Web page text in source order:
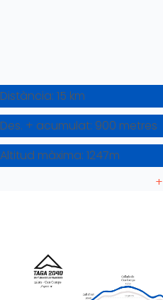
Distància: 15 km
Des. + acumulat: 900 metres
Altitud màxima: 1247m
+